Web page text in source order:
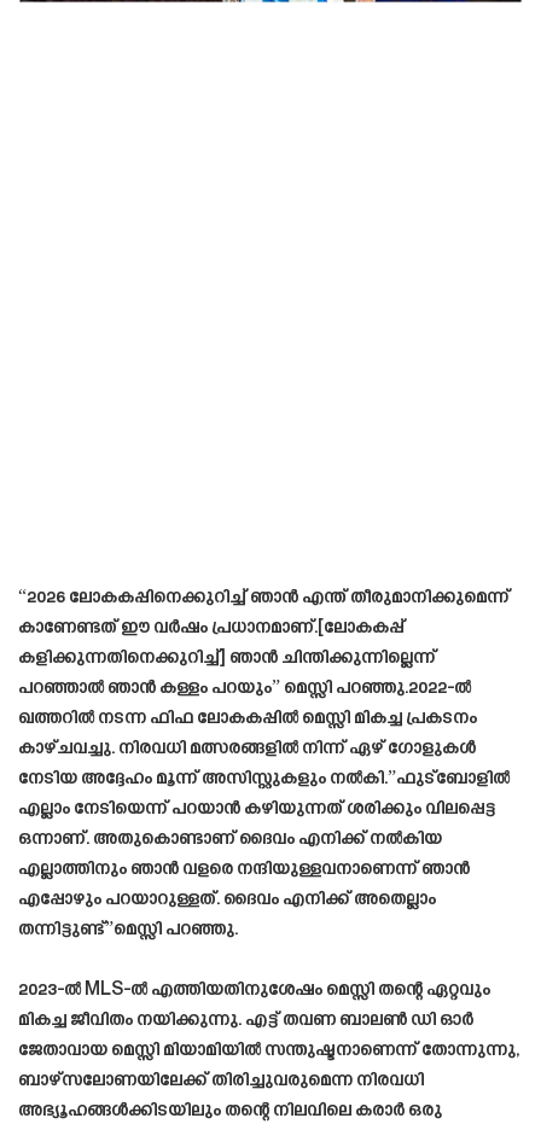
“2026 ലോകകപ്പിനെക്കുറിച്ച് ഞാൻ എന്ത് തീരുമാനിക്കുമെന്ന്
കാണേണ്ടത് ഈ വർഷം പ്രധാനമാണ്.[ലോകകപ്പ്
കളിക്കുന്നതിനെക്കുറിച്ച്] ഞാൻ ചിന്തിക്കുന്നില്ലെന്ന്
പറഞ്ഞാൽ ഞാൻ കള്ളം പറയും” മെസ്സി പറഞ്ഞു.2022-ൽ
ഖത്തറിൽ നടന്ന ഫിഫ ലോകകപ്പിൽ മെസ്സി മികച്ച പ്രകടനം
കാഴ്ചവച്ചു. നിരവധി മത്സരങ്ങളിൽ നിന്ന് ഏഴ് ഗോളുകൾ
നേടിയ അദ്ദേഹം മൂന്ന് അസിസ്റ്റുകളും നൽകി.”ഫുട്ബോളിൽ
എല്ലാം നേടിയെന്ന് പറയാൻ കഴിയുന്നത് ശരിക്കും വിലപ്പെട്ട
ഒന്നാണ്. അതുകൊണ്ടാണ് ദൈവം എനിക്ക് നൽകിയ
എല്ലാത്തിനും ഞാൻ വളരെ നന്ദിയുള്ളവനാണെന്ന് ഞാൻ
എപ്പോഴും പറയാറുള്ളത്. ദൈവം എനിക്ക് അതെല്ലാം
തന്നിട്ടുണ്ട്”മെസ്സി പറഞ്ഞു.
2023-ൽ MLS-ൽ എത്തിയതിനുശേഷം മെസ്സി തന്റെ ഏറ്റവും
മികച്ച ജീവിതം നയിക്കുന്നു. എട്ട് തവണ ബാലൺ ഡി ഓർ
ജേതാവായ മെസ്സി മിയാമിയിൽ സന്തുഷ്ടനാണെന്ന് തോന്നുന്നു,
ബാഴ്‌സലോണയിലേക്ക് തിരിച്ചുവരുമെന്ന നിരവധി
അഭ്യൂഹങ്ങൾക്കിടയിലും തന്റെ നിലവിലെ കരാർ ഒരു